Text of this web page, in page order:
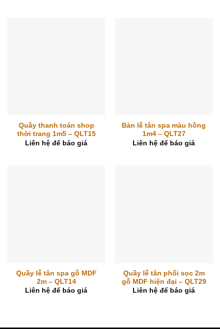
Quầy thanh toán shop
thời trang 1m5 – QLT15
Liên hệ để báo giá
Bàn lễ tân spa màu hồng
1m4 – QLT27
Liên hệ để báo giá
Quầy lễ tân spa gỗ MDF
2m – QLT14
Liên hệ để báo giá
Quầy lễ tân phối sọc 2m
gỗ MDF hiện đại – QLT29
Liên hệ để báo giá